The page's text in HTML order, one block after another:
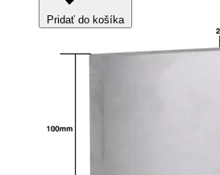
Pridať do košíka